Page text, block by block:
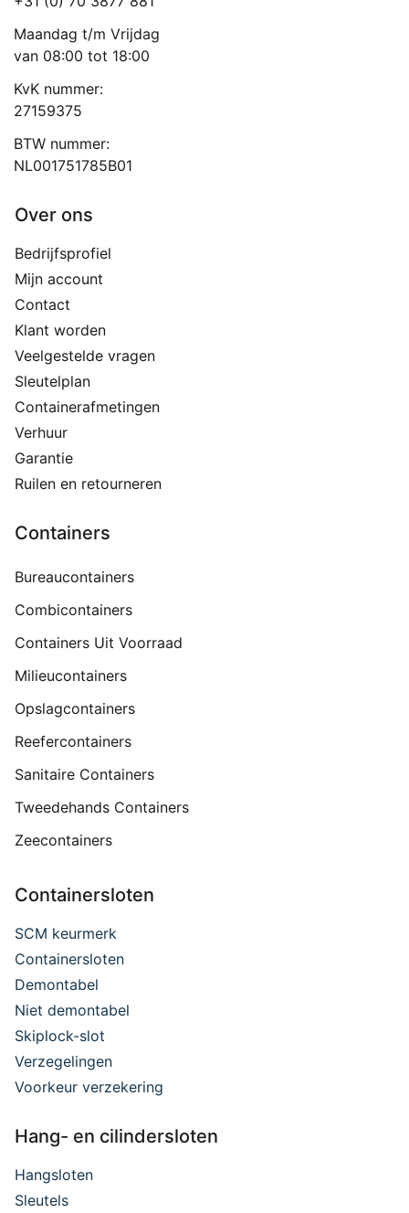
Maandag t/m Vrijdag
van 08:00 tot 18:00
KvK nummer:
27159375
BTW nummer:
NL001751785B01
Over ons
Bedrijfsprofiel
Mijn account
Contact
Klant worden
Veelgestelde vragen
Sleutelplan
Containerafmetingen
Verhuur
Garantie
Ruilen en retourneren
Containers
Bureaucontainers
Combicontainers
Containers Uit Voorraad
Milieucontainers
Opslagcontainers
Reefercontainers
Sanitaire Containers
Tweedehands Containers
Zeecontainers
Containersloten
SCM keurmerk
Containersloten
Demontabel
Niet demontabel
Skiplock-slot
Verzegelingen
Voorkeur verzekering
Hang- en cilindersloten
Hangsloten
Sleutels